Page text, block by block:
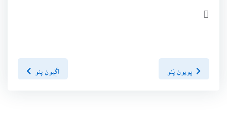

پويون پَنو اڳيون پنو